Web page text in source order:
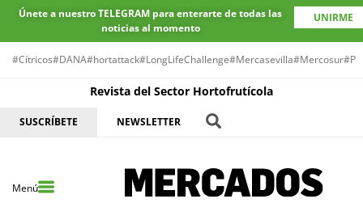
Únete a nuestro TELEGRAM para enterarte de todas las
noticias al momento
UNIRME
#Cítricos#DANA#hortattack#LongLifeChallenge#Mercasevilla#Mercosur
Revista del Sector Hortofrutícola
SUSCRÍBETE NEWSLETTER
Menú